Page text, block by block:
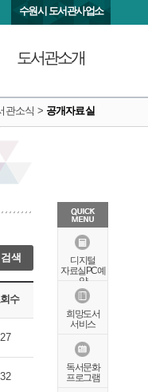
수원시 도서관사업소
도서관소개
연혁
북큐레이션
관소식 > 공개자료실
검색
수
27
32
디지털
자료실PC예
약
희망도서
서비스
독서문화
프로그램